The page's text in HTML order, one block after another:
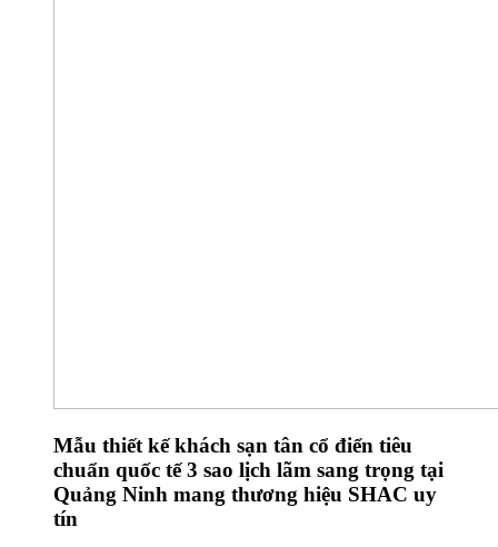
Mẫu thiết kế khách sạn tân cổ điển tiêu
chuẩn quốc tế 3 sao lịch lãm sang trọng tại
Quảng Ninh mang thương hiệu SHAC uy
tín